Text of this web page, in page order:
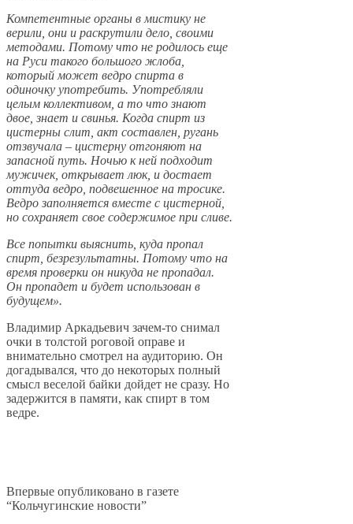
Компетентные органы в мистику не
верили, они и раскрутили дело, своими
методами. Потому что не родилось еще
на Руси такого большого жлоба,
который может ведро спирта в
одиночку употребить. Употребляли
целым коллективом, а то что знают
двое, знает и свинья. Когда спирт из
цистерны слит, акт составлен, ругань
отзвучала – цистерну отгоняют на
запасной путь. Ночью к ней подходит
мужичек, открывает люк, и достает
оттуда ведро, подвешенное на тросике.
Ведро заполняется вместе с цистерной,
но сохраняет свое содержимое при сливе.
Все попытки выяснить, куда пропал
спирт, безрезультатны. Потому что на
время проверки он никуда не пропадал.
Он пропадет и будет использован в
будущем».
Владимир Аркадьевич зачем-то снимал
очки в толстой роговой оправе и
внимательно смотрел на аудиторию. Он
догадывался, что до некоторых полный
смысл веселой байки дойдет не сразу. Но
задержится в памяти, как спирт в том
ведре.
Впервые опубликовано в газете
“Кольчугинские новости”